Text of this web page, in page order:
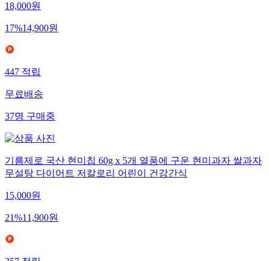
18,000원
17%14,900원
447 적립
무료배송
37명 구매중
기름제로 국산 현미칩 60g x 5개 열풍에 구운 현미과자 쌀과자
무설탕 다이어트 저칼로리 어린이 건강간식
15,000원
21%11,900원